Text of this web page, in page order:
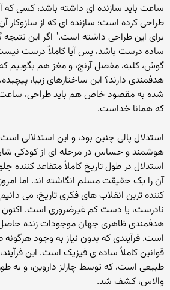
ساعت باید سازنده ای داشته باشد، کسی
طراحی کرده است؛ سازنده ای که از سازوکار
برای این طراحی داشته است." اگر این
ساده درست باشد، پس آیا کاملاً درست
گوش، کلیه، مفصل آرنج، و مغز هم بگوییم
هدفمندی دارند؟ این ساختارهای زیبا،
شده به مقصود خاص هم باید طراحی،
که همانا خداست.
استدلال پالی چنین بود، و این استدلالی
هوشمند و حساس در مرحله ای از کودکی
استدلال در طول تاریخ کاملاً متقاعد کننده
آن را یک حقیقت مسلم انگاشته اند. اما
کننده ترین انقلاب های فکری تاریخ، می
نادرست، یا دست کم غیرضروری است. اکنون
هدفمندی ظاهری جهان موجودات زنده
است. فرآیندی که بدون نیاز به وجود
قوانین کاملاً ساده ی فیزیک است. این
طبیعی است، که توسط چارلز داروین، و به
والاس، کشف شد.